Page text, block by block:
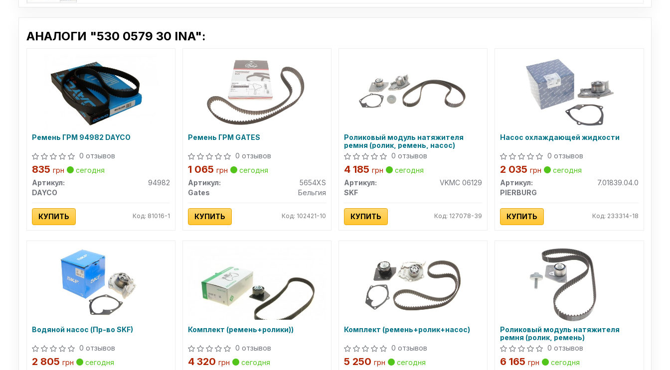
АНАЛОГИ "530 0579 30 INA":
Ремень ГРМ 94982 DAYCO
0 отзывов
835 грн
сегодня
Артикул:
94982
DAYCO
КУПИТЬ Код: 81016-1
Ремень ГРМ GATES
0 отзывов
1 065 грн
сегодня
Артикул:
5654XS
Gates
Бельгия
КУПИТЬ Код: 102421-10
Роликовый модуль натяжителя
ремня (ролик, ремень, насос)
0 отзывов
4 185 грн
сегодня
Артикул:
VKMC 06129
SKF
КУПИТЬ Код: 127078-39
Насос охлаждающей жидкости
0 отзывов
2 035грн
сегодня
Артикул:
7.01839.04.0
PIERBURG
КУПИТЬ Код: 233314-18
Водяной насос (Пр-во SKF)
0 отзывов
2 805 грн
сегодня
Комплект (ремень+ролики))
0 отзывов
4 320 грн
сегодня
Комплект (ремень+ролик+насос)
0 отзывов
5 250 грн
сегодня
Роликовый модуль натяжителя
ремня (ролик, ремень)
0 отзывов
6 165грн
сегодня